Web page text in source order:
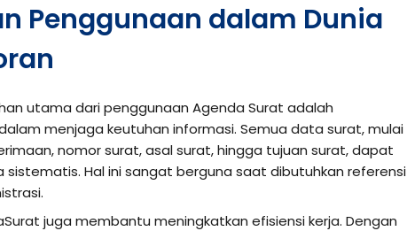
Penggunaan dalam Dunia
utama dari penggunaan Agenda Surat adalah
menjaga keutuhan informasi. Semua data surat, mulai
nomor surat, asal surat, hingga tujuan surat, dapat
sistematis. Hal ini sangat berguna saat dibutuhkan referensi
juga membantu meningkatkan efisiensi kerja. Dengan